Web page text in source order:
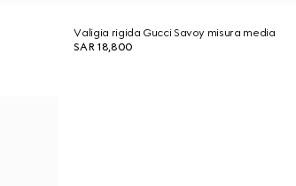
Valigia rigida Gucci Savoy misura media
SAR 18,800